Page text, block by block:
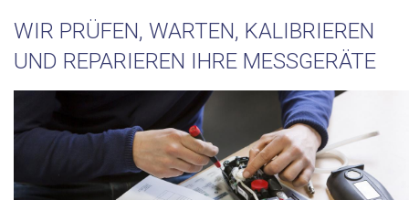
Geschäftsführung
WIR PRÜFEN, WARTEN, KALIBRIEREN
UND REPARIEREN IHRE MESSGERÄTE